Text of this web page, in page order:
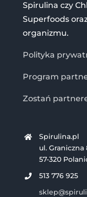
Spirulina czy
Superfoods
organizmu.
Polityka
Program
Zostań
Spirulina.pl
ul. Graniczna
57-320
513 776 925